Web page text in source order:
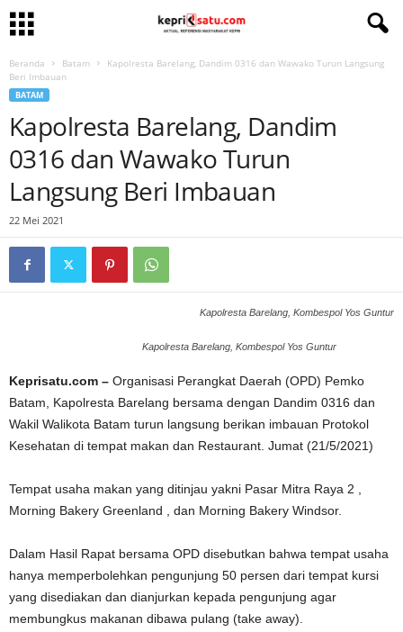
Beranda Batam
Kapolresta Barelang, Dandim 0316 dan Wawako Turun Langsung
Beri Imbauan
BATAM
Kapolresta Barelang, Dandim
0316 dan Wawako Turun
Langsung Beri Imbauan
22 Mei 2021
Kapolresta Barelang, Kombespol Yos Guntur
Kapolresta Barelang, Kombespol Yos Guntur
Keprisatu.com – Organisasi Perangkat Daerah (OPD) Pemko
Batam, Kapolresta Barelang bersama dengan Dandim 0316 dan
Wakil Walikota Batam turun langsung berikan imbauan Protokol
Kesehatan di tempat makan dan Restaurant. Jumat (21/5/2021)
Tempat usaha makan yang ditinjau yakni Pasar Mitra Raya 2 ,
Morning Bakery Greenland , dan Morning Bakery Windsor.
Dalam Hasil Rapat bersama OPD disebutkan bahwa tempat usaha
hanya memperbolehkan pengunjung 50 persen dari tempat kursi
yang disediakan dan dianjurkan kepada pengunjung agar
membungkus makanan dibawa pulang (take away).